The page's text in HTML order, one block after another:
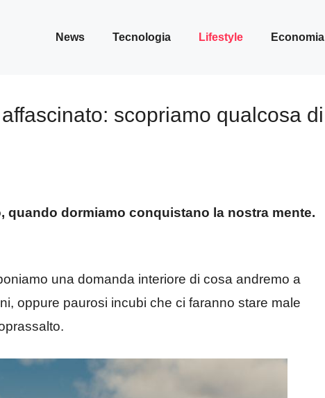
News Tecnologia Lifestyle Economia
scopriamo qualcosa di
quando dormiamo conquistano la nostra mente.
una domanda interiore di cosa andremo a
oppure paurosi incubi che ci faranno stare male